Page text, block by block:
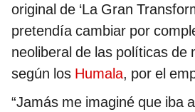
original de ‘La Gran
pretendía cambiar por
neoliberal de las políticas de
según los Humala, por el
“Jamás me imaginé que iba